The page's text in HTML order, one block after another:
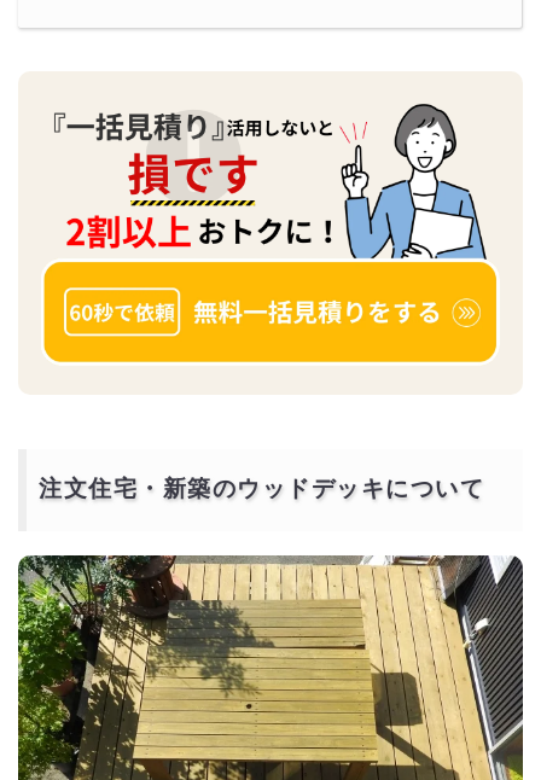
注文住宅・新築のウッドデッキについて